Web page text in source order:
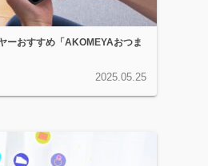
ーおすすめ「AKOMEYAおつま
2025.05.25